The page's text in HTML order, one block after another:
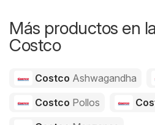
Más productos en
Costco
Costco Ashwagandha
Costco Pollos